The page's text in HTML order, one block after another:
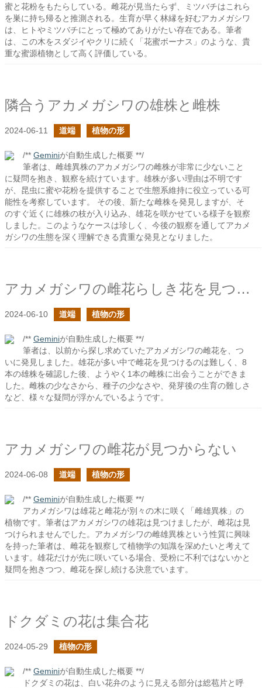
蜜と花粉をもたらしている。雌花が見当たらず、ミツバチはこれら
を巣に持ち帰ると推測される。生育が早く林縁を好むアカメガシワ
は、ヒトやミツバチにとって極めてありがたい存在である。筆者
は、この木をスダジイやクリに続く「花蜜ボーナス」のような、貴
重な蜜源植物として高く評価している。
隣合うアカメガシワの雄株と雌株
2024-06-11 道端 植物の形
/** Geminiが自動生成した概要 **/
筆者は、雌雄異株のアカメガシワの雌株が非常に少ないこと
に疑問を抱き、観察を続けています。雄株が多い理由は不明です
が、昆虫に蜜や花粉を提供することで生態系維持に役立っている可
能性を考察しています。 その後、新たな雌株を発見しますが、そ
のすぐ近くに雄株の枝が入り込み、雄花を咲かせている様子を観察
しました。このようなケースは珍しく、今後の観察を通してアカメ
ガシワの生態を深く理解できる貴重な発見となりました。
アカメガシワの雌花らしき花を見つけた
2024-06-10 道端 植物の形
/** Geminiが自動生成した概要 **/
筆者は、以前から探し求めていたアカメガシワの雌花を、つ
いに発見しました。雄花が多い中で雌花を見つけるのは難しく、8
本の雄株を確認した後、ようやく1本の雌株に出会うことができま
した。雌株の少なさから、種子の少なさや、発芽後の生育の難しさ
など、様々な疑問が浮かんでいるようです。
アカメガシワの雌花が見つからない
2024-06-08 道端 植物の形
/** Geminiが自動生成した概要 **/
アカメガシワは雄花と雌花が別々の木に咲く「雌雄異株」の
植物です。筆者はアカメガシワの雄花は見つけましたが、雌花は見
つけられませんでした。アカメガシワの雌雄異株という性質に興味
を持った筆者は、雌花を観察して植物学の知識を深めたいと考えて
います。雄花だけが先に咲いている場合、受粉に不利ではないかと
疑問を抱きつつ、雌花を探し続ける決意でいます。
ドクダミの花は集合花
2024-05-29 植物の形
/** Geminiが自動生成した概要 **/
ドクダミの花は、白い花弁のように見える部分は総苞片と呼